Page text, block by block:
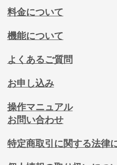
料金について
機能について
よくあるご質問
お申し込み
操作マニュアル
お問い合わせ
特定商取引に関する法律